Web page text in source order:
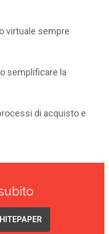
virtuale sempre
semplificare la
di acquisto e